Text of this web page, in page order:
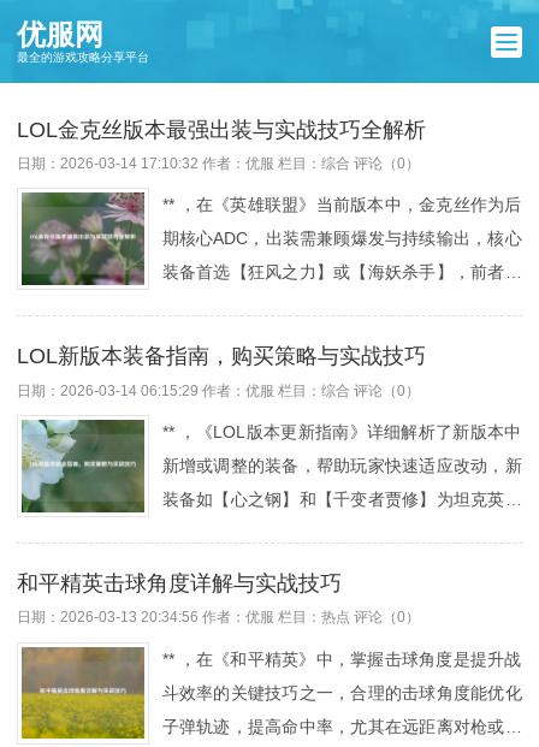
优服网
最全的游戏攻略分享平台
LOL金克丝版本最强出装与实战技巧全解析
日期：2026-03-14 17:10:32 作者：优服 栏目： 综合 评论（0）
** ，在《英雄联盟》当前版本中，金克丝作为后
期核心ADC，出装需兼顾爆发与持续输出，核心
装备首选【狂风之力】或【海妖杀手】，前者提
幅提升暴击伤害，中后期补出【疾射火炮】增加
【致命节奏】叠加攻速，副系点【血之滋味】和
【贪欲猎手】增强续航，实战中注意利用被动
【罪恶快感】收割残局，对线期以Q技能切换枪
炮消耗，团战站位靠后，优先击杀触发被动加
速，灵活搭配装备与走A技巧是制胜关键。 ，
（字数：198）金克丝的核心定位与出装思路 金
LOL新版本装备指南，购买策略与实战技巧
日期：2026-03-14 06:15:29 作者：优服 栏目： 综合 评论（0）
** ，《LOL版本更新指南》详细解析了新版本中
新增或调整的装备，帮助玩家快速适应改动，新
装备如【心之钢】和【千变者贾修】为坦克英雄
根据英雄定位和局势灵活选择，如战士可优先合
【影焰】的穿透效果，实战中，新装备的被动与
主动技能（如【公理圆弧】的击杀减CD）能改
变团战节奏，建议通过训练模式熟悉机制，部分
和平精英击球角度详解与实战技巧
日期：2026-03-13 20:34:56 作者：优服 栏目： 热点 评论（0）
** ，在《和平精英》中，掌握击球角度是提升战
斗效率的关键技巧之一，合理的击球角度能优化
子弹轨迹，提高命中率，尤其在远距离对枪或移